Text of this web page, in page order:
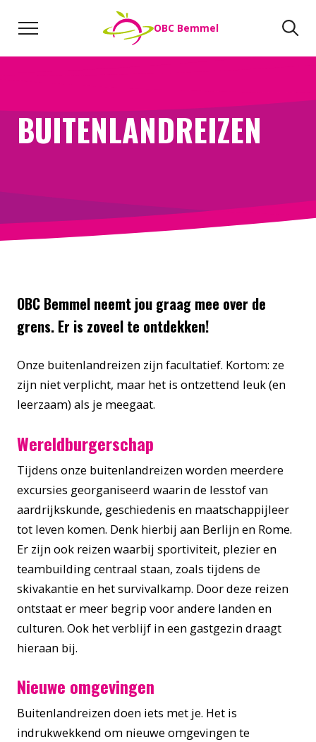
OBC Bemmel
Direct naar: Werken bij We helpen je opweg
BUITENLANDREIZEN
OBC Bemmel neemt jou graag mee over de
grens. Er is zoveel te ontdekken!
Onze buitenlandreizen zijn facultatief. Kortom: ze
zijn niet verplicht, maar het is ontzettend leuk (en
leerzaam) als je meegaat.
Wereldburgerschap
Tijdens onze buitenlandreizen worden meerdere
excursies georganiseerd waarin de lesstof van
aardrijkskunde, geschiedenis en maatschappijleer
tot leven komen. Denk hierbij aan Berlijn en Rome.
Er zijn ook reizen waarbij sportiviteit, plezier en
teambuilding centraal staan, zoals tijdens de
skivakantie en het survivalkamp. Door deze reizen
ontstaat er meer begrip voor andere landen en
culturen. Ook het verblijf in een gastgezin draagt
hieraan bij.
Nieuwe omgevingen
Buitenlandreizen doen iets met je. Het is
indrukwekkend om nieuwe omgevingen te